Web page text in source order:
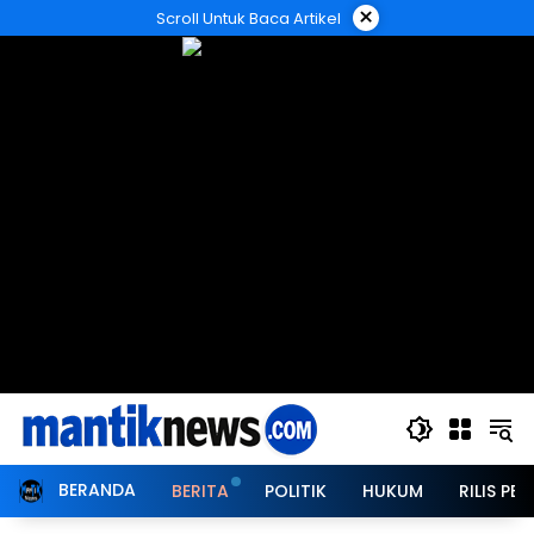
ke
Scroll Untuk Baca Artikel ×
BERANDA BERITA POLITIK HUKUM RILIS